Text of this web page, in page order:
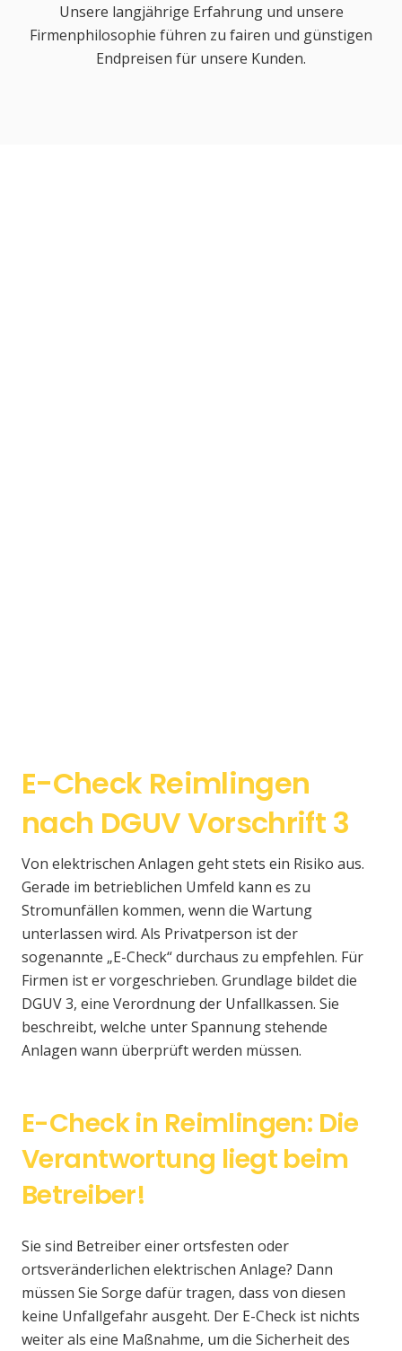
Unsere langjährige Erfahrung und unsere
Firmenphilosophie führen zu fairen und günstigen
Endpreisen für unsere Kunden.
E-Check Reimlingen
nach DGUV Vorschrift 3
Von elektrischen Anlagen geht stets ein Risiko aus.
Gerade im betrieblichen Umfeld kann es zu
Stromunfällen kommen, wenn die Wartung
unterlassen wird. Als Privatperson ist der
sogenannte „E-Check“ durchaus zu empfehlen. Für
Firmen ist er vorgeschrieben. Grundlage bildet die
DGUV 3, eine Verordnung der Unfallkassen. Sie
beschreibt, welche unter Spannung stehende
Anlagen wann überprüft werden müssen.
E-Check in Reimlingen: Die
Verantwortung liegt beim
Betreiber!
Sie sind Betreiber einer ortsfesten oder
ortsveränderlichen elektrischen Anlage? Dann
müssen Sie Sorge dafür tragen, dass von diesen
keine Unfallgefahr ausgeht. Der E-Check ist nichts
weiter als eine Maßnahme, um die Sicherheit des